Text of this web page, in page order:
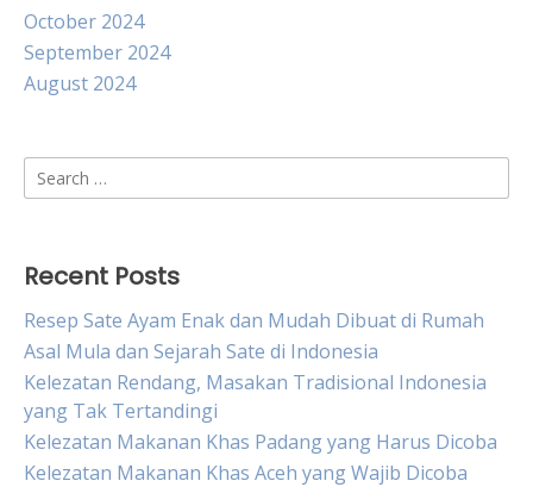
October 2024
September 2024
August 2024
Search
for:
Recent Posts
Resep Sate Ayam Enak dan Mudah Dibuat di Rumah
Asal Mula dan Sejarah Sate di Indonesia
Kelezatan Rendang, Masakan Tradisional Indonesia
yang Tak Tertandingi
Kelezatan Makanan Khas Padang yang Harus Dicoba
Kelezatan Makanan Khas Aceh yang Wajib Dicoba